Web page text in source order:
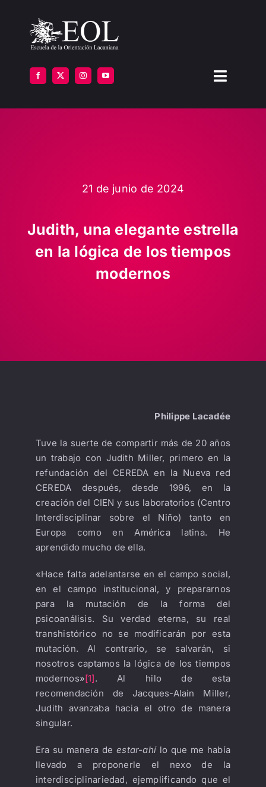
contenido
Toggle
ATENCIÓN
21 de junio de 2024
Judith, una elegante estrella
en la lógica de los tiempos
modernos
Philippe Lacadée
Tuve la suerte de compartir más de 20 años
un trabajo con Judith Miller, primero en la
refundación del CEREDA en la Nueva red
CEREDA después, desde 1996, en la
creación del CIEN y sus laboratorios (Centro
Interdisciplinar sobre el Niño) tanto en
Europa como en América latina. He
aprendido mucho de ella.
«Hace falta adelantarse en el campo social,
en el campo institucional, y prepararnos
para la mutación de la forma del
psicoanálisis. Su verdad eterna, su real
transhistórico no se modificarán por esta
mutación. Al contrario, se salvarán, si
nosotros captamos la lógica de los tiempos
modernos»[1]. Al hilo de esta
recomendación de Jacques-Alain Miller,
Judith avanzaba hacia el otro de manera
singular.
Era su manera deestar-ahílo que me había
llevado a proponerle el nexo de la
interdisciplinariedad, ejemplificando que el